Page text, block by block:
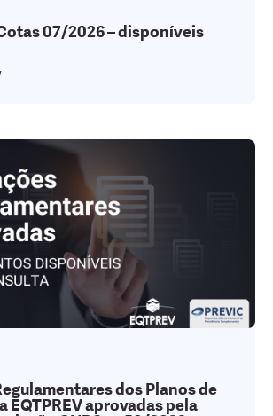
07/2026 – disponíveis
dos Planos de
EQTPREV aprovadas pela